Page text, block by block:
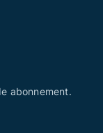
abonnement.